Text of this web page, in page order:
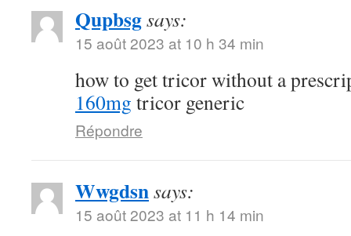
Qupbsgsays:
15 août 2023 at 10 h 34 min
how to get tricor without a
160mg tricor generic
Répondre
Wwgdsnsays:
15 août 2023 at 11 h 14 min